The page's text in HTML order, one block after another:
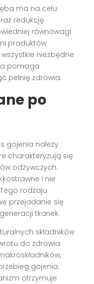
ma na celu
redukcję
równowagi
produktów
niezbędne
pomaga
pełnię zdrowia.
po
gojenia należy
charakteryzują się
odżywczych.
i nie
rodzaju
przejadanie się
tkanek.
składników
do zdrowia.
gojenia.
otrzymuje